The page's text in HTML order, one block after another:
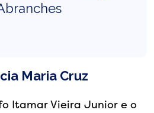
Maria Cruz
Itamar Vieira Junior e o